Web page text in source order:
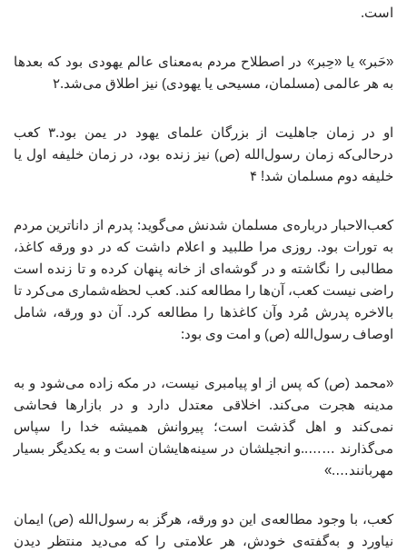
است.
«حَبر» یا «حِبر» در اصطلاح مردم به‌معنای عالم یهودی بود که بعدها
به هر عالمی (مسلمان، مسیحی یا یهودی) نیز اطلاق می‌شد.۲
او در زمان جاهلیت از بزرگان علمای یهود در یمن بود.۳ کعب
درحالی‌که زمان رسول‌الله (ص) نیز زنده بود، در زمان خلیفه اول یا
خلیفه دوم مسلمان شد! ۴
کعب‌الاحبار درباره‌ی مسلمان شدنش می‌گوید: پدرم از داناترین مردم
به تورات بود. روزی مرا طلبید و اعلام داشت که در دو ورقه کاغذ،
مطالبی را نگاشته و در گوشه‌ای از خانه پنهان کرده و تا زنده است
راضی نیست کعب، آن‌ها را مطالعه کند. کعب لحظه‌شماری می‌کرد تا
بالاخره پدرش مُرد وآن کاغذها را مطالعه کرد. آن دو ورقه، شامل
اوصاف رسول‌الله (ص) و امت وی بود:
«محمد (ص) که پس از او پیامبری نیست، در مکه زاده می‌شود و به
مدینه هجرت می‌کند. اخلاقی معتدل دارد و در بازارها فحاشی
نمی‌کند و اهل گذشت است؛ پیروانش همیشه خدا را سپاس
می‌گذارند ……..و انجیلشان در سینه‌هایشان است و به یکدیگر بسیار
مهربانند….»
کعب، با وجود مطالعه‌ی این دو ورقه، هرگز به رسول‌الله (ص) ایمان
نیاورد و به‌گفته‌ی خودش، هر علامتی را که می‌دید منتظر دیدن